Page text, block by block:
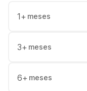
1+ meses
3+ meses
6+ meses